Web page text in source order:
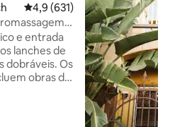
4,9 de uma avaliação média de
4,9 (631)
e entrada
lanches de
dobráveis. Os
obras de